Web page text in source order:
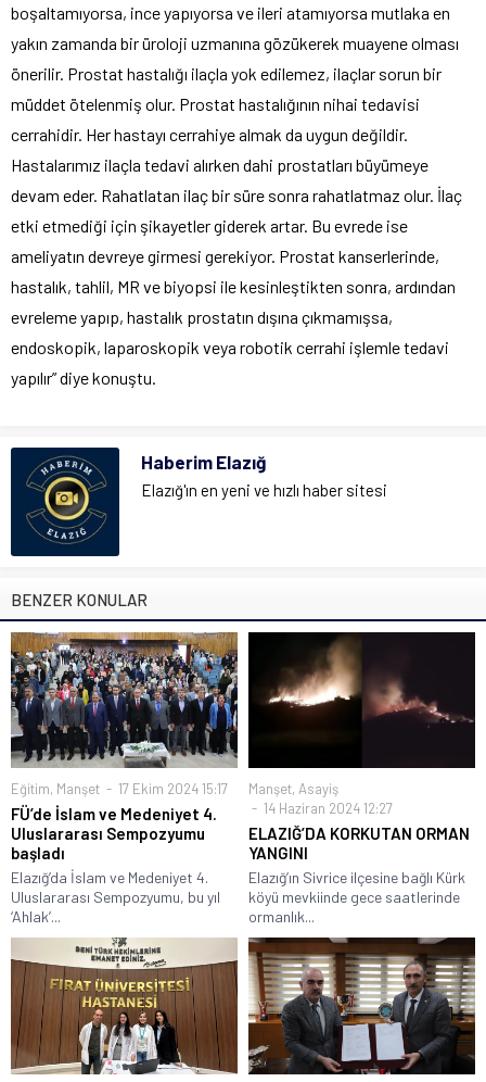
boşaltamıyorsa, ince yapıyorsa ve ileri atamıyorsa mutlaka en
yakın zamanda bir üroloji uzmanına gözükerek muayene olması
önerilir. Prostat hastalığı ilaçla yok edilemez, ilaçlar sorun bir
müddet ötelenmiş olur. Prostat hastalığının nihai tedavisi
cerrahidir. Her hastayı cerrahiye almak da uygun değildir.
Hastalarımız ilaçla tedavi alırken dahi prostatları büyümeye
devam eder. Rahatlatan ilaç bir süre sonra rahatlatmaz olur. İlaç
etki etmediği için şikayetler giderek artar. Bu evrede ise
ameliyatın devreye girmesi gerekiyor. Prostat kanserlerinde,
hastalık, tahlil, MR ve biyopsi ile kesinleştikten sonra, ardından
evreleme yapıp, hastalık prostatın dışına çıkmamışsa,
endoskopik, laparoskopik veya robotik cerrahi işlemle tedavi
yapılır” diye konuştu.
Haberim Elazığ
Elazığ'ın en yeni ve hızlı haber sitesi
BENZER KONULAR
Eğitim, Manşet 17 Ekim 2024 15:17
FÜ’de İslam ve Medeniyet 4.
Uluslararası Sempozyumu
başladı
Elazığ’da İslam ve Medeniyet 4.
Uluslararası Sempozyumu, bu yıl
‘Ahlak’...
Manşet, Asayiş
14 Haziran 2024 12:27
ELAZIĞ’DA KORKUTAN ORMAN
YANGINI
Elazığ’ın Sivrice ilçesine bağlı Kürk
köyü mevkiinde gece saatlerinde
ormanlık...